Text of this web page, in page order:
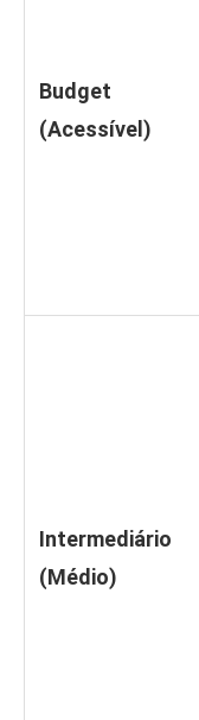
Budget
(Acessível)
Intermediário
(Médio)